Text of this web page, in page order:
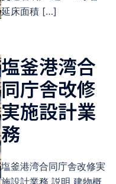
延床面積 […]
塩釜港湾合
同庁舎改修
実施設計業
務
塩釜港湾合同庁舎改修実